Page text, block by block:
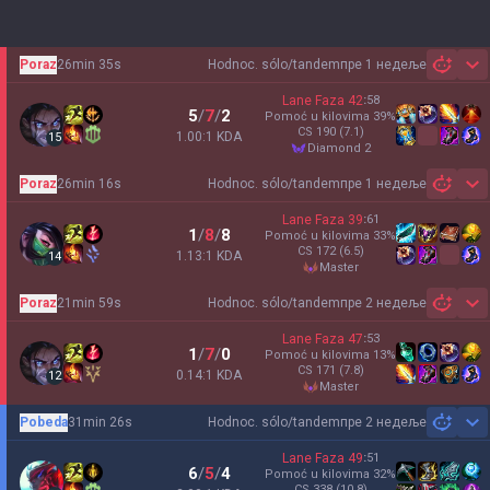
Hodnoc. sólo/tandemпре 1 недеље
Poraz26min 35s
15
5/7/2
1.00:1 KDA
Lane Faza 42:58
Pomoć u kilovima 39%
CS 190 (7.1)
diamond 2
Hodnoc. sólo/tandemпре 1 недеље
Poraz26min 16s
14
1/8/8
1.13:1 KDA
Lane Faza 39:61
Pomoć u kilovima 33%
CS 172 (6.5)
master
Hodnoc. sólo/tandemпре 2 недеље
Poraz21min 59s
12
1/7/0
0.14:1 KDA
Lane Faza 47:53
Pomoć u kilovima 13%
CS 171 (7.8)
master
Hodnoc. sólo/tandemпре 2 недеље
Pobeda31min 26s
6/5/4
Lane Faza 49:51
Pomoć u kilovima 32%